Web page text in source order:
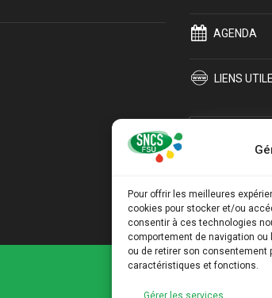
Pour offrir les meilleures
cookies pour stocker et/ou
consentir à ces technologies
comportement de navigation
ou de retirer son consentement
caractéristiques et fonctions.
Gérer les services
AGENDA
LIENS